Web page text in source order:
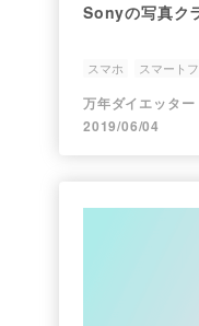
Sonyの写真ク
スマホ スマート
万年ダイエッター
2019/06/04